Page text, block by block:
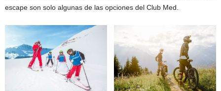
escape son solo algunas de las opciones del Club Med.